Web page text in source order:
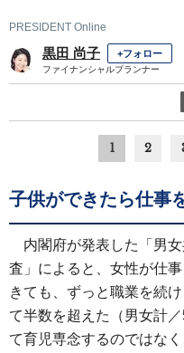
PRESIDENT Online
黒田 尚子 +フォロー
ファイナンシャルプランナー
1 2
子供ができたら仕事
内閣府が発表した「男
査」によると、女性が仕
きても、ずっと職業を続
て半数を超えた（男女計
て育児専念するのではな